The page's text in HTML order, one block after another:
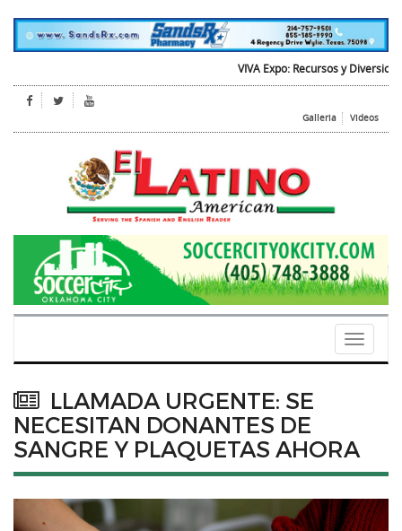
VIVA Expo: Recursos y Diversion
Galleria Videos
Toggle
LLAMADA URGENTE: SE
NECESITAN DONANTES DE
SANGRE Y PLAQUETAS AHORA